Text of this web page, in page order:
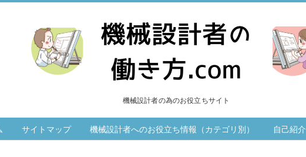
機械設計者の為のお役立ちサイト
サイトマップ 機械設計者へのお役立ち情報（カテゴリ別） 自己紹介